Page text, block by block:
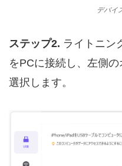
デバイ
ステップ2. ライトニン
をPCに接続し、左側
選択します。